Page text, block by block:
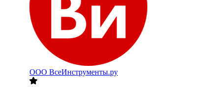
ООО ВсеИнструменты.ру